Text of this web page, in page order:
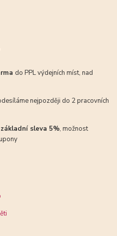
do PPL výdejních míst, nad
nejpozději do 2 pracovních
základní sleva 5%, možnost